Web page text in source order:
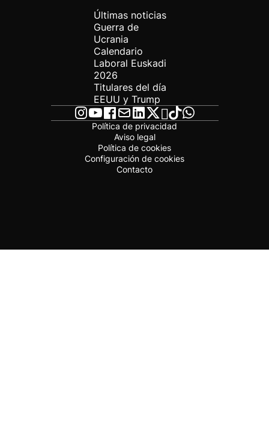
Últimas noticias
Guerra de
Ucrania
Calendario
Laboral Euskadi
2026
Titulares del día
EEUU y Trump
Política de privacidad
Aviso legal
Política de cookies
Configuración de cookies
Contacto